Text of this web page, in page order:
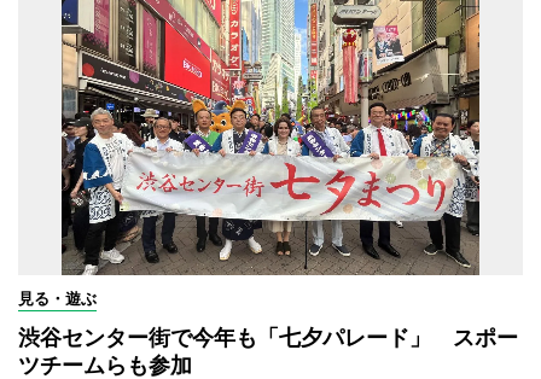
見る・遊ぶ
渋谷センター街で今年も「七夕パレード」 スポー
ツチームらも参加